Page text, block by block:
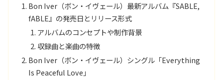
Bon Iver（ボン・イヴェール）最新アルバム『SABLE,
fABLE』の発売日とリリース形式
アルバムのコンセプトや制作背景
収録曲と楽曲の特徴
Bon Iver（ボン・イヴェール）シングル「Everything
Is Peaceful Love」